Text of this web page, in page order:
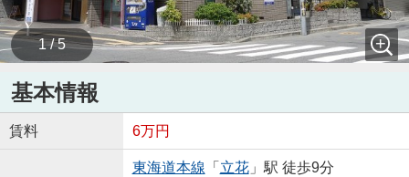
1 / 5
基本情報
賃料 6万円
東海道本線 「 立花」駅 徒歩9分